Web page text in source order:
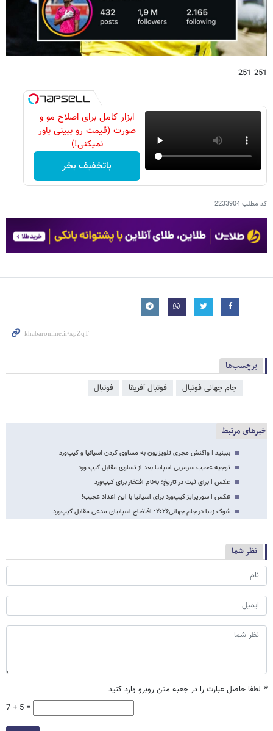
251 251
ابزار کامل برای اصلاح مو و
صورت (قیمت رو ببینی باور
نمیکنی!)
باتخفیف بخر
کد مطلب2233904
برچسب‌ها
جام جهانی فوتبال فوتبال آفریقا فوتبال
خبرهای مرتبط
ببینید | واکنش مجری تلویزیون به مساوی کردن اسپانیا و کیپ‌ورد
توجیه عجیب سرمربی اسپانیا بعد از تساوی مقابل کیپ ورد
عکس | برای ثبت در تاریخ؛ به‌نام افتخار برای کیپ‌ورد
عکس | سورپرایز کیپ‌ورد برای اسپانیا با این اعداد عجیب!
شوک زیبا در جام جهانی۲۰۲۶ِ؛ افتضاح اسپانیای مدعی مقابل کیپ‌ورد
نظر شما
* لطفا حاصل عبارت را در جعبه متن روبرو وارد کنید
7 + 5 =